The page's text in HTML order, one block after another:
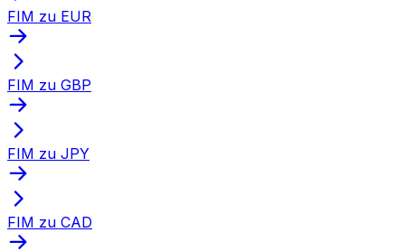
FIM zu EUR
FIM zu GBP
FIM zu JPY
FIM zu CAD